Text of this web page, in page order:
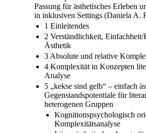
Passung für ästhetisches Erleben
in inklusiven Settings (Daniela A.
1 Einleitendes
2 Verständlichkeit,
Ästhetik
3 Absolute und relative
4 Komplexität in Konzepten
Analyse
5 „kekse sind gelb“ – einfach
Gegenstandspotentiale für
heterogenen Gruppen
Kognitionspsychologisch
Komplexitätsanalyse